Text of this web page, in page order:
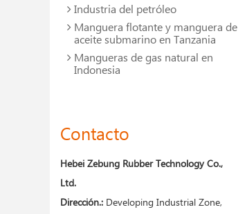
Industria del petróleo
Manguera flotante y manguera de
aceite submarino en Tanzania
Mangueras de gas natural en
Indonesia
Contacto
Hebei Zebung Rubber Technology Co.,
Ltd.
Dirección.: Developing Industrial Zone,